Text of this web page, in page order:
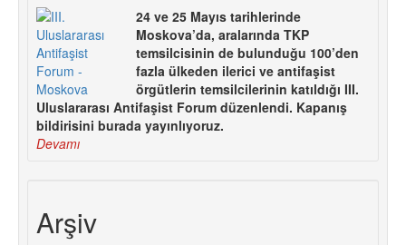
24 ve 25 Mayıs tarihlerinde
Moskova’da, aralarında TKP
temsilcisinin de bulunduğu 100’den
fazla ülkeden ilerici ve antifaşist
örgütlerin temsilcilerinin katıldığı III.
Uluslararası Antifaşist Forum düzenlendi. Kapanış
bildirisini burada yayınlıyoruz.
Devamı
Arşiv